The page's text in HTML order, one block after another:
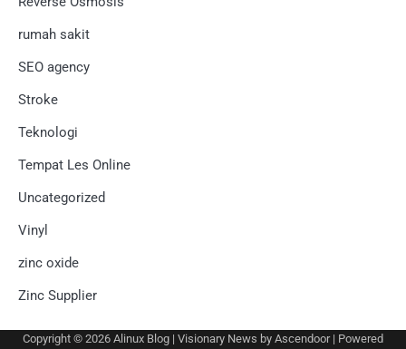
rumah sakit
SEO agency
Stroke
Teknologi
Tempat Les Online
Uncategorized
Vinyl
zinc oxide
Zinc Supplier
Copyright © 2026 Alinux Blog | Visionary News by Ascendoor| Powered